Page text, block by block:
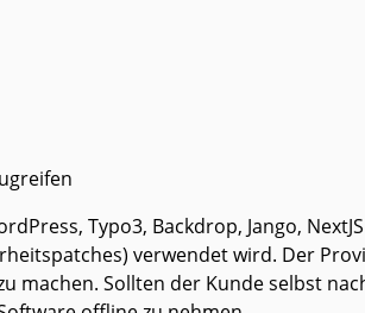
Typo3, Backdrop, Jango,
verwendet wird. Der
machen. Sollten der Kunde selbst